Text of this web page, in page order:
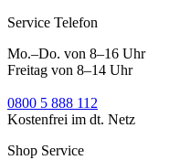
Service Telefon
Mo.–Do. von 8–16 Uhr
Freitag von 8–14 Uhr
0800 5 888 112
Kostenfrei im dt. Netz
Shop Service